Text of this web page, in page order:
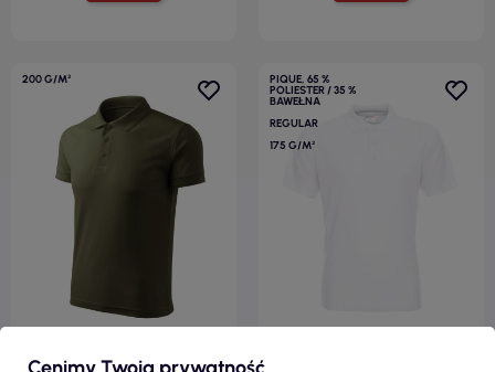
200 G/M² PIQUE, 65 %
POLIESTER / 35 %
BAWEŁNA
REGULAR
175 G/M²
Cenimy Twoją prywatność